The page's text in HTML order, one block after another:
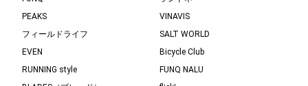
PEAKS
VINAVIS
フィールドライフ
SALT WORLD
EVEN
Bicycle Club
RUNNING style
FUNQ NALU